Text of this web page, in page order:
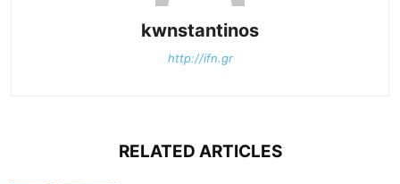
kwnstantinos
http://ifn.gr
RELATED ARTICLES